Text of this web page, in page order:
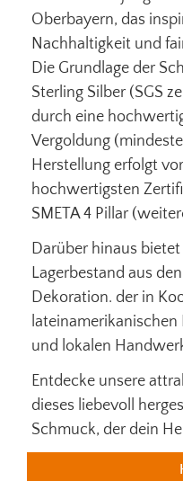
Oberbayern, das
Nachhaltigkeit und
Die Grundlage der
Sterling Silber (SGS
durch eine
Vergoldung
Herstellung erfolgt
hochwertigsten
SMETA 4 Pillar
Darüber hinaus
Lagerbestand aus
Dekoration. der in
und lokalen
Entdecke unsere
dieses liebevoll
Schmuck, der dein